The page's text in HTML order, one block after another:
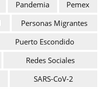
Pandemia
Pemex
Personas Migrantes
Puerto Escondido
Redes Sociales
SARS-CoV-2